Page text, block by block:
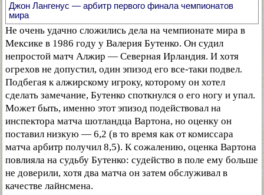
Джон Лангенус — арбитр первого финала чемпионатов
мира
Не очень удачно сложились дела на чемпионате мира в
Мексике в 1986 году у Валерия Бутенко. Он судил
непростой матч Алжир — Северная Ирландия. И хотя
огрехов не допустил, один эпизод его все-таки подвел.
Подбегая к алжирскому игроку, которому он хотел
сделать замечание, Бутенко споткнулся о его ногу и упал.
Может быть, именно этот эпизод подействовал на
инспектора матча шотландца Вартона, но оценку он
поставил низкую — 6,2 (в то время как от комиссара
матча арбитр получил 8,5). К сожалению, оценка Вартона
повлияла на судьбу Бутенко: судейство в поле ему больше
не доверили, хотя два матча он затем обслуживал в
качестве лайнсмена.